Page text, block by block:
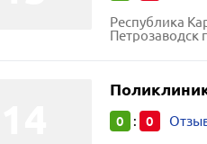
Республика
Петрозаводск
0 : 0